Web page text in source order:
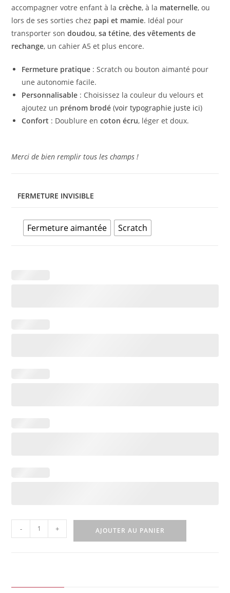
accompagner votre enfant à lacrèche, à la maternelle, ou
lors de ses sorties chez papi et mamie. Idéal pour
transporter sondoudou,sa tétine,des vêtements de
rechange, un cahier A5 et plus encore.
Fermeture pratique : Scratch ou bouton aimanté pour
une autonomie facile.
Personnalisable : Choisissez la couleur du velours et
ajoutez un prénom brodé (voir typographie juste ici)
Confort : Doublure encoton écru, léger et doux.
Merci de bien remplir tous les champs !
FERMETURE INVISIBLE
Fermeture aimantée Scratch
- + AJOUTER AU PANIER